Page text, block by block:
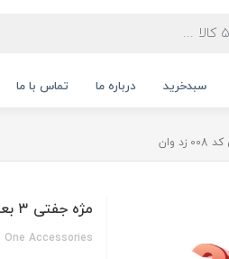
سبدخرید درباره ما تماس با ما
مژه جفتی ۳ بعدی کد 008 زد وان
One Accessories